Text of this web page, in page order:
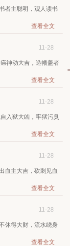
者主聪明，观人读书
查看全文
11-28
神动大吉，造幡盖者
查看全文
11-28
入狱大凶，牢狱污臭
查看全文
11-28
血主大吉，砍刺见血
查看全文
11-28
休得大财，流水绕身
查看全文